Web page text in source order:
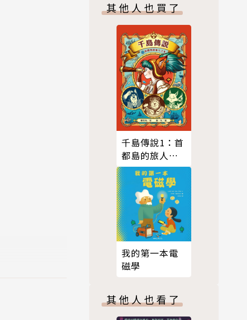
其他人也買了
千島傳說1：首
都島的旅人之
光
我的第一本電
磁學
其他人也看了